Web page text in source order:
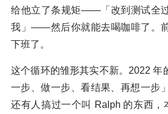
给他立了条规矩——「改到测试全
我」——然后你就能去喝咖啡了。
下班了。
这个循环的雏形其实不新。2022 年
一步、做一步、看结果、再想一步
还有人搞过一个叫 Ralph 的东西，